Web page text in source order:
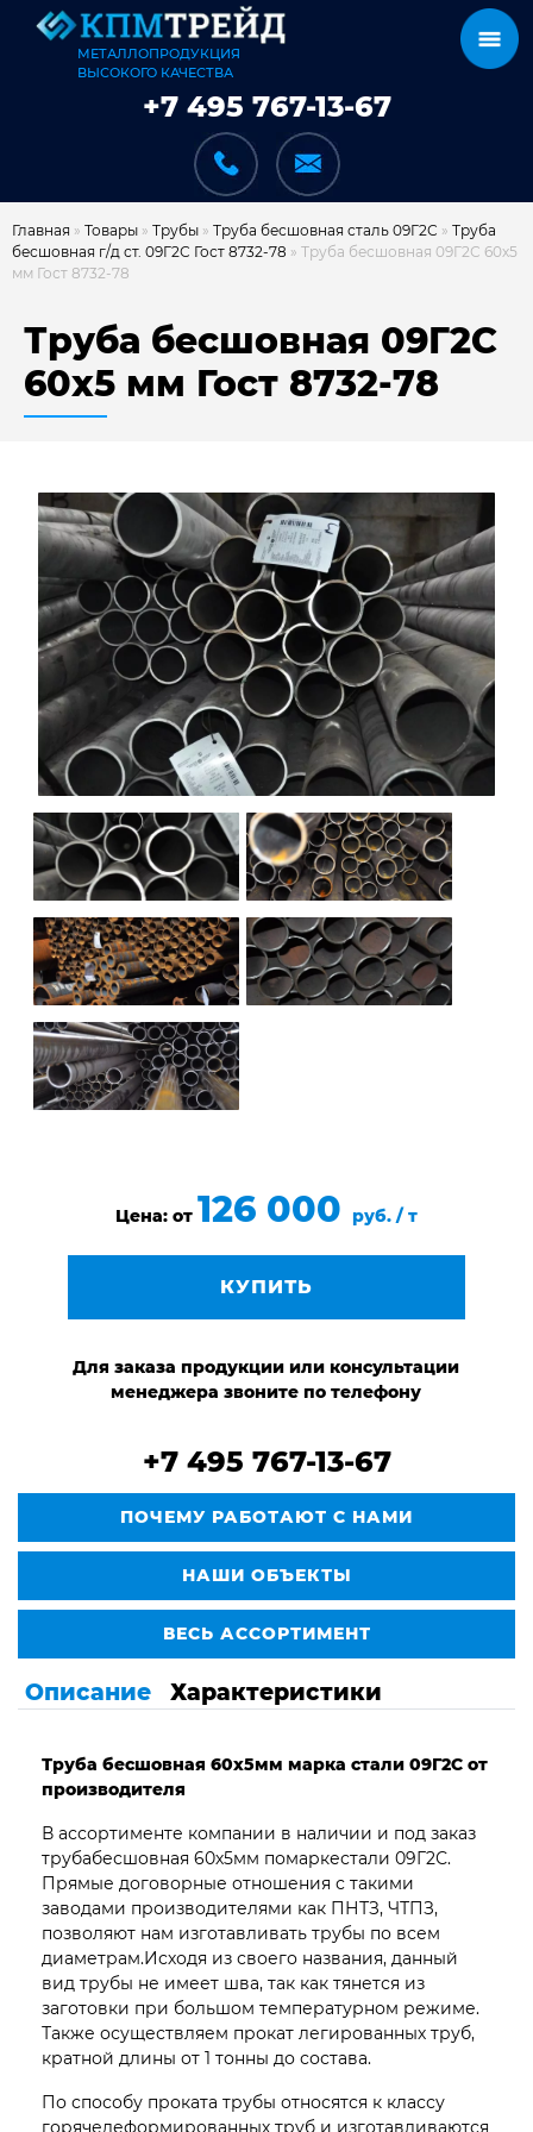
МЕТАЛЛОПРОДУКЦИЯ
ВЫСОКОГО КАЧЕСТВА
+7 495 767-13-67
ДОСТАВКА И ОПЛАТА
НАШИ ОБЪЕКТЫ
ОТЗЫВЫ
О НАС
БЛОГ
КОНТАКТЫ
Главная » Товары » Трубы » Труба бесшовная сталь 09Г2С » Труба
бесшовная г/д ст. 09Г2С Гост 8732-78 » Труба бесшовная 09Г2С 60х5
мм Гост 8732-78
Труба бесшовная 09Г2С
60х5 мм Гост 8732-78
Цена: от 126 000 руб. / т
КУПИТЬ
Для заказа продукции или консультации
менеджера звоните по телефону
+7 495 767-13-67
ПОЧЕМУ РАБОТАЮТ С НАМИ
НАШИ ОБЪЕКТЫ
ВЕСЬ АССОРТИМЕНТ
Описание Характеристики
Труба бесшовная 60х5мм марка стали 09Г2С от
производителя
В ассортименте компании в наличии и под заказ
трубабесшовная 60х5мм помаркестали 09Г2С.
Прямые договорные отношения с такими
заводами производителями как ПНТЗ, ЧТПЗ,
позволяют нам изготавливать трубы по всем
диаметрам.Исходя из своего названия, данный
вид трубы не имеет шва, так как тянется из
заготовки при большом температурном режиме.
Также осуществляем прокат легированных труб,
кратной длины от 1 тонны до состава.
По способу проката трубы относятся к классу
горячедеформированных труб и изготавливаются